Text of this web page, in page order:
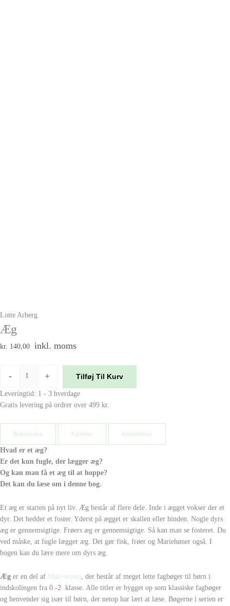
Lotte Arberg
Æg
kr. 140,00 inkl. moms
- + Tilføj Til Kurv
Leveringtid: 1 - 3 hverdage
Gratis levering på ordrer over 499 kr.
Beksrivelse Forfatter Anmeldelser
Hvad er et æg?
Er det kun fugle, der lægger æg?
Og kan man få et æg til at hoppe?
Det kan du læse om i denne bog.
Et æg er starten på nyt liv. Æg består af flere dele. Inde i ægget vokser der et
dyr. Det hedder et foster. Yderst på ægget er skallen eller hinden. Nogle dyrs
æg er gennemsigtige. Frøers æg er gennemsigtige. Så kan man se fosteret. Du
ved måske, at fugle lægger æg. Det gør fisk, frøer og Mariehøner også. I
bogen kan du lære mere om dyrs æg.
Æg er en del af Mini-serien, der består af meget lette fagbøger til børn i
indskolingen fra 0.-2. klasse. Alle titler er bygget op som klassiske fagbøger
og henvender sig især til børn, der netop har lært at læse. Bøgerne i serien er